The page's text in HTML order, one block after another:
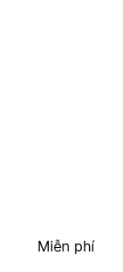
Miễn phí